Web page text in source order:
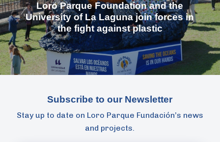
Loro Parque Foundation and the
University of La Laguna join forces in
the fight against plastic
Subscribe to our Newsletter
Stay up to date on Loro Parque Fundación’s news
and projects.